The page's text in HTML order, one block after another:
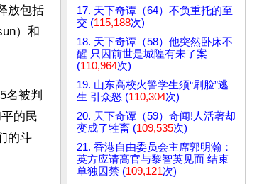
放包括
）和
名被判
的民
的斗
17. 天下奇谭（64）不负重托的至
交 (115,188次)
18. 天下奇谭（58）他突然卧床不
醒 只因前世是城隍有未了案
(110,964次)
19. 山东高校火警学生须“刷脸”逃
生 引众怒 (110,304次)
20. 天下奇谭（59）奇闻!人活著却
变成了牲畜 (109,535次)
21. 香港自由委员会主席郭明瀚：
英方应请高官与黎智英见面 结束
单独囚禁 (109,121次)